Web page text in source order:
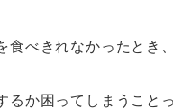
食べきれなかったとき、
るか困ってしまうこと